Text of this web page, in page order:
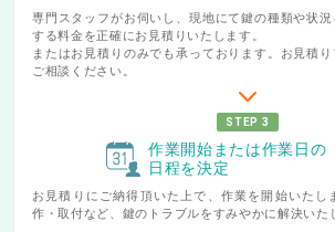
専門スタッフがお伺いし、現地にて鍵の種類や状
する料金を正確にお見積りいたします。
またはお見積りのみでも承っております。お見積り
ご相談ください。
STEP 3
作業開始または作業日の
日程を決定
お見積りにご納得頂いた上で、作業を開始いたし
作・取付など、鍵のトラブルをすみやかに解決いた